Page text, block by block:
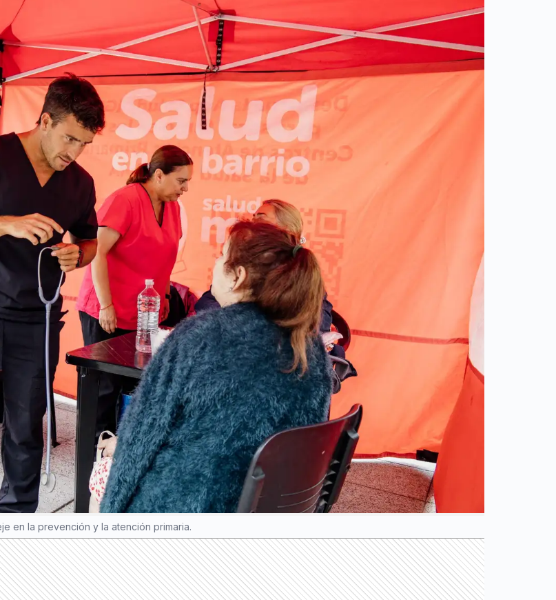
en la prevención y la atención primaria.